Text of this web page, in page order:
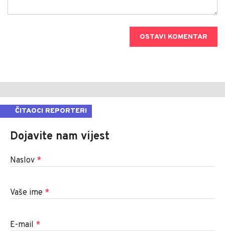
OSTAVI KOMENTAR
ČITAOCI REPORTERI
Dojavite nam vijest
Naslov *
Vaše ime *
E-mail *